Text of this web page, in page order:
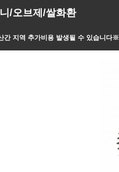
/오브제/쌀화환
간 지역 추가비용 발생될 수 있습니다※